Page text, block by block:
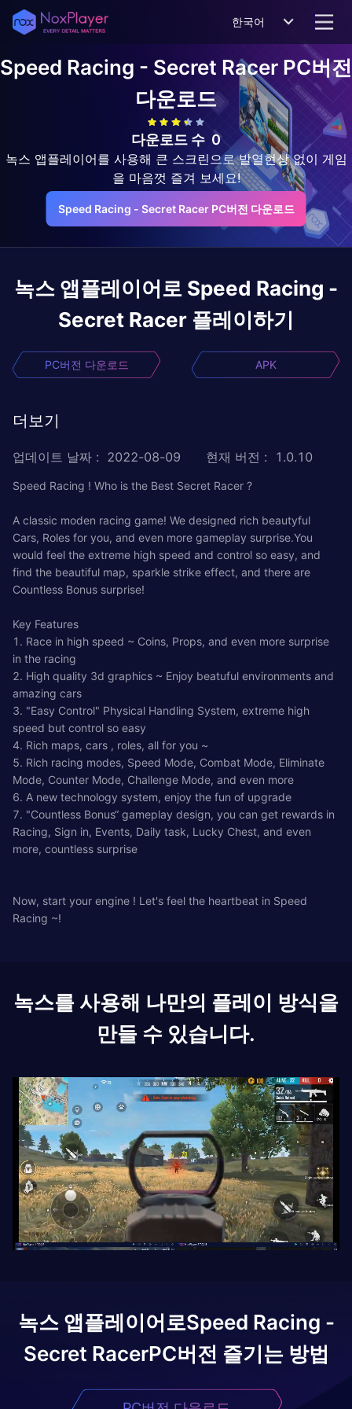
한국어
Speed Racing - Secret Racer PC버전
다운로드
다운로드 수 0
녹스 앱플레이어를 사용해 큰 스크린으로 발열현상 없이 게임
을 마음껏 즐겨 보세요!
Speed Racing - Secret Racer PC버전 다운로드
녹스 앱플레이어로 Speed Racing -
Secret Racer 플레이하기
PC버전 다운로드 APK
더보기
업데이트 날짜 : 2022-08-09 현재 버전 : 1.0.10
Speed Racing ! Who is the Best Secret Racer ?
A classic moden racing game! We designed rich beautyful
Cars, Roles for you, and even more gameplay surprise.You
would feel the extreme high speed and control so easy, and
find the beautiful map, sparkle strike effect, and there are
Countless Bonus surprise!
Key Features
1. Race in high speed ~ Coins, Props, and even more surprise
in the racing
2. High quality 3d graphics ~ Enjoy beatuful environments and
amazing cars
3. "Easy Control" Physical Handling System, extreme high
speed but control so easy
4. Rich maps, cars , roles, all for you ~
5. Rich racing modes, Speed Mode, Combat Mode, Eliminate
Mode, Counter Mode, Challenge Mode, and even more
6. A new technology system, enjoy the fun of upgrade
7. "Countless Bonus“ gameplay design, you can get rewards in
Racing, Sign in, Events, Daily task, Lucky Chest, and even
more, countless surprise
Now, start your engine ! Let's feel the heartbeat in Speed
Racing ~!
녹스를 사용해 나만의 플레이 방식을
만들 수 있습니다.
녹스 앱플레이어로Speed Racing -
Secret RacerPC버전 즐기는 방법